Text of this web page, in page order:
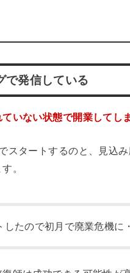
発信している
いない状態で開業してし
スタートするのと、見込
。
たので初月で廃業危機に